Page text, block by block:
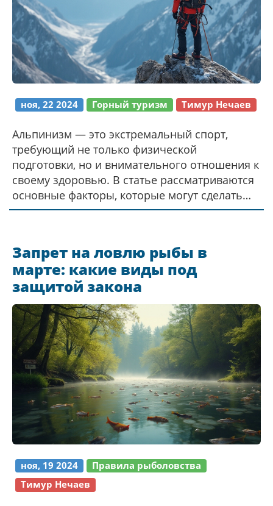
ноя, 22 2024 Горный туризм Тимур Нечаев
Альпинизм — это экстремальный спорт,
требующий не только физической
подготовки, но и внимательного отношения к
своему здоровью. В статье рассматриваются
основные факторы, которые могут сделать
альпинизм недоступным для определённых
аспектам и потенциальным рискам для
здоровья. Также рассматриваются
альтернативные виды активности для тех, кто
физически не может заниматься
альпинизмом.
Запрет на ловлю рыбы в
марте: какие виды под
защитой закона
ноя, 19 2024
Правила рыболовства
Тимур Нечаев